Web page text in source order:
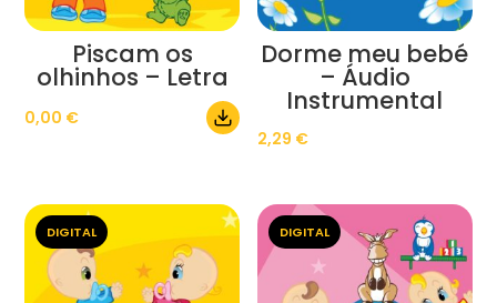
Piscam os
olhinhos – Letra
0,00 €
Dorme meu bebé
– Áudio
Instrumental
2,29 €
DIGITAL DIGITAL